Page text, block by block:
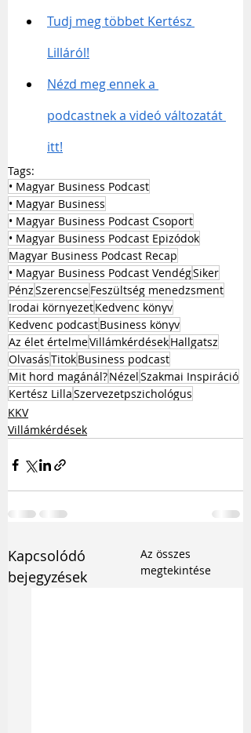
Tudj meg többet Kertész
Lilláról!
Nézd meg ennek a
podcastnek a videó változatát
itt!
Tags:
• Magyar Business Podcast
• Magyar Business
• Magyar Business Podcast Csoport
• Magyar Business Podcast Epizódok
Magyar Business Podcast Recap
• Magyar Business Podcast VendégSiker
PénzSzerencseFeszültség menedzsment
Irodai környezetKedvenc könyv
Kedvenc podcastBusiness könyv
Az élet értelmeVillámkérdésekHallgatsz
OlvasásTitokBusiness podcast
Mit hord magánál?NézelSzakmai Inspiráció
Kertész LillaSzervezetpszichológus
KKV
Villámkérdések
Kapcsolódó
bejegyzések
Az összes
megtekintése